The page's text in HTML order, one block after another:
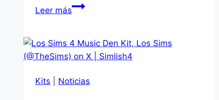
Leer másThe
errores
actualización:
aviso
Kits Noticias